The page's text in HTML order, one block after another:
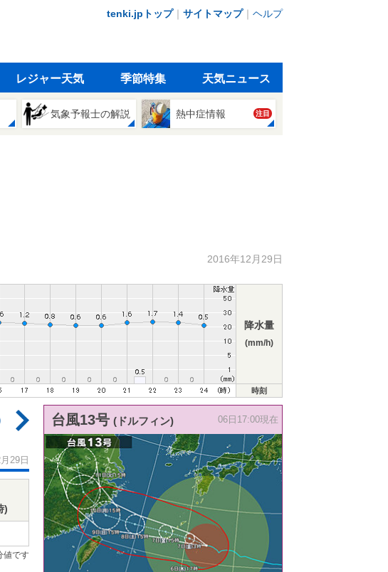
tenki.jpトップ｜ サイトマップ｜ ヘルプ
レジャー天気 季節特集 天気ニュース
気象予報士の解説 熱中症情報 注目
2016年12月29日
降水量
(mm/h)
時刻
29日
)
値です
台風13号 (ドルフィン) 06日17:00現在